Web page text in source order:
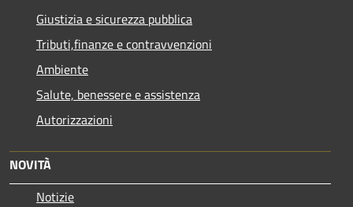
Giustizia e sicurezza pubblica
Tributi,finanze e contravvenzioni
Ambiente
Salute, benessere e assistenza
Autorizzazioni
NOVITÀ
Notizie